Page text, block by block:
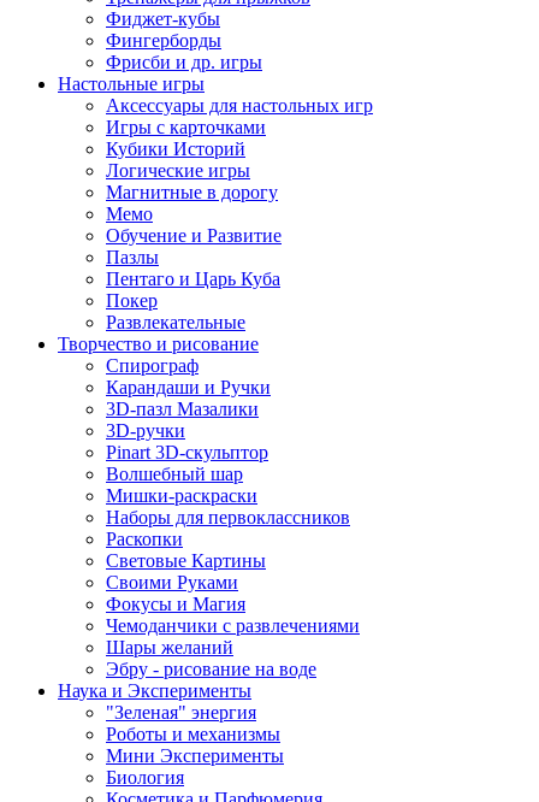
Фиджет-кубы
Фингерборды
Фрисби и др. игры
Настольные игры
Аксессуары для настольных игр
Игры с карточками
Кубики Историй
Логические игры
Магнитные в дорогу
Мемо
Обучение и Развитие
Пазлы
Пентаго и Царь Куба
Покер
Развлекательные
Творчество и рисование
Спирограф
Карандаши и Ручки
3D-пазл Мазалики
3D-ручки
Pinart 3D-скульптор
Волшебный шар
Мишки-раскраски
Наборы для первоклассников
Раскопки
Световые Картины
Своими Руками
Фокусы и Магия
Чемоданчики с развлечениями
Шары желаний
Эбру - рисование на воде
Наука и Эксперименты
"Зеленая" энергия
Роботы и механизмы
Мини Эксперименты
Биология